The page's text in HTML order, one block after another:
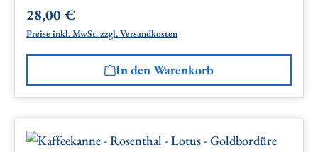
Regulärer Preis:
28,00 €
Preise inkl. MwSt. zzgl. Versandkosten
In den Warenkorb